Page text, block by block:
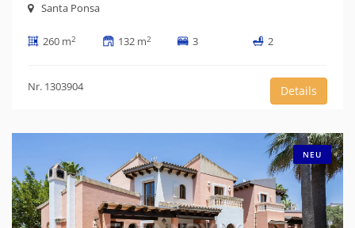
Santa Ponsa
260 m2 132 m2 3 2
Nr. 1303904 Details
NEU